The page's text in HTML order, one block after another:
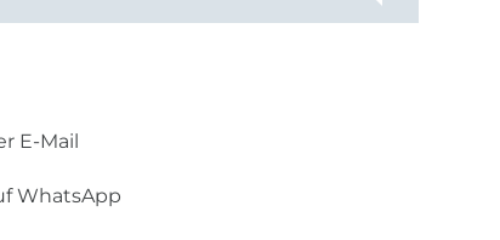
E-Mail
WhatsApp